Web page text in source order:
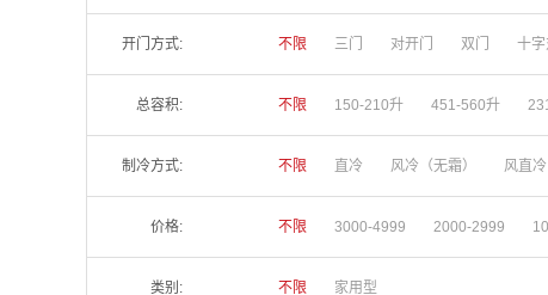
开门方式: 不限 三门 对开门 双门 十字
总容积: 不限 150-210升 451-560升
制冷方式: 不限 直冷 风冷（无霜） 风直冷
价格: 不限 3000-4999 2000-2999
类别: 不限 家用型